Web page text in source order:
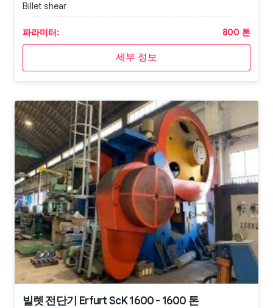
Billet shear
파라미터: 800 톤
세부 정보
빌렛 전단기 Erfurt ScK 1600 - 1600 톤